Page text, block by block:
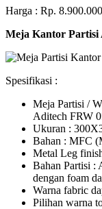
Harga : Rp. 8.900.000
Meja Kantor Partisi
Spesifikasi :
Meja Partisi /
Aditech FRW
Ukuran :
Bahan : MFC
Metal Leg
Bahan Partisi :
dengan foam
Warna fabric
Pilihan warna